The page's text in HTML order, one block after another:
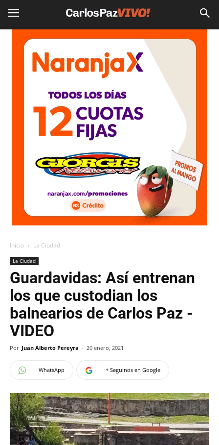
Inicio La Ciudad
La Ciudad
Guardavidas: Así entrenan
los que custodian los
balnearios de Carlos Paz -
VIDEO
Por Juan Alberto Pereyra - 20 enero, 2021
WhatsApp + Seguinos en Google